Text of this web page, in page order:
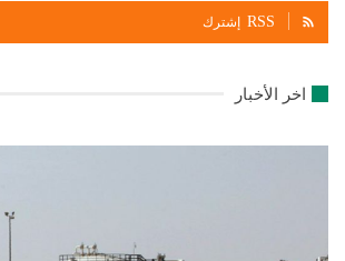
RSS إشترك
اخر الأخبار